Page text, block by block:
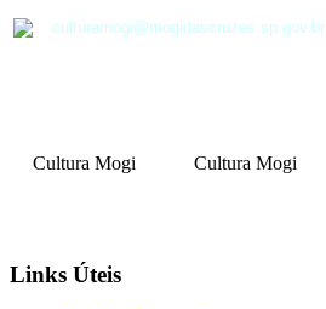
culturamogi@mogidascruzes.sp.gov.br
Cultura Mogi Cultura Mogi
Links Úteis